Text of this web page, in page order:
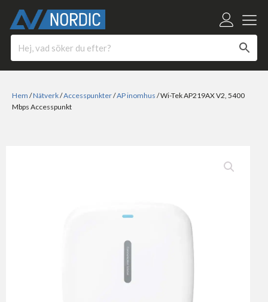
Hem /Nätverk/Accesspunkter/AP inomhus / Wi-Tek AP219AX V2, 5400
Mbps Accesspunkt